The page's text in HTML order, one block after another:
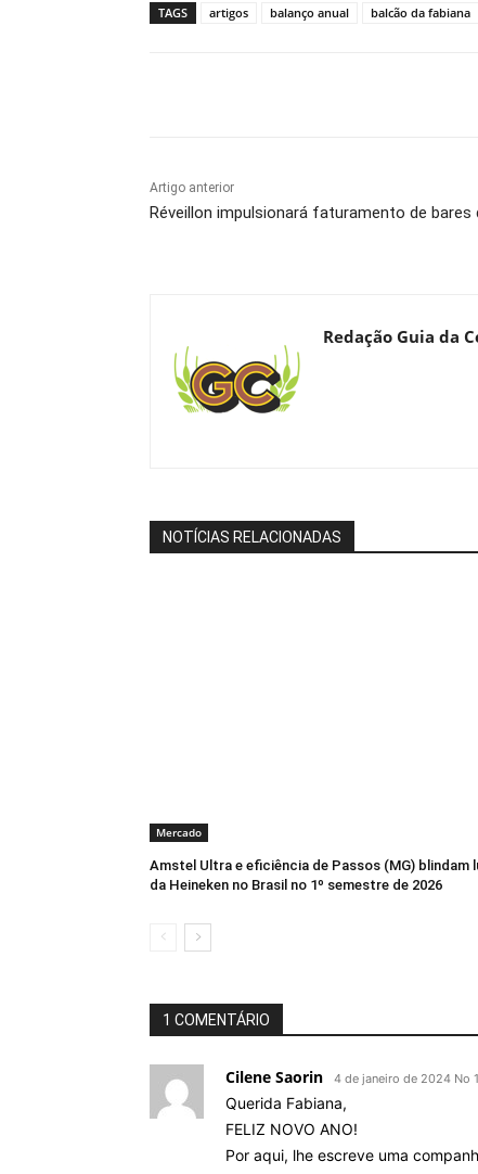
TAGS artigos balanço anual balcão da fabiana
Artigo anterior
Réveillon impulsionará faturamento de bares
Redação Guia da
NOTÍCIAS RELACIONADAS
Mercado
Amstel Ultra e eficiência de Passos (MG) blindam
da Heineken no Brasil no 1º semestre de 2026
1 COMENTÁRIO
Cilene Saorin 4 de janeiro de 2024 No
Querida Fabiana,
FELIZ NOVO ANO!
Por aqui, lhe escreve uma